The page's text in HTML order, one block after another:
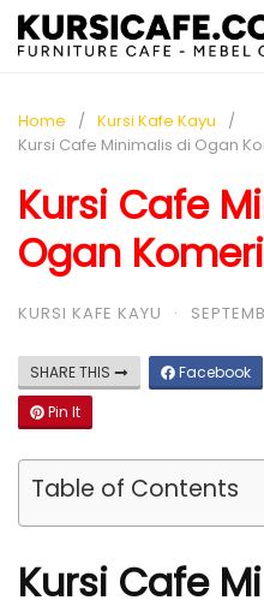
Home
Kursi Kafe Kayu
Kursi Cafe Minimalis di Ogan
Kursi Cafe
Ogan
KURSI KAFE KAYU ·
SHARE THIS Facebook
Pin It
Table of Contents
Kursi Cafe